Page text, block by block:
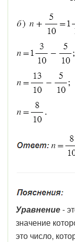
Уравнение-
значение
это число,